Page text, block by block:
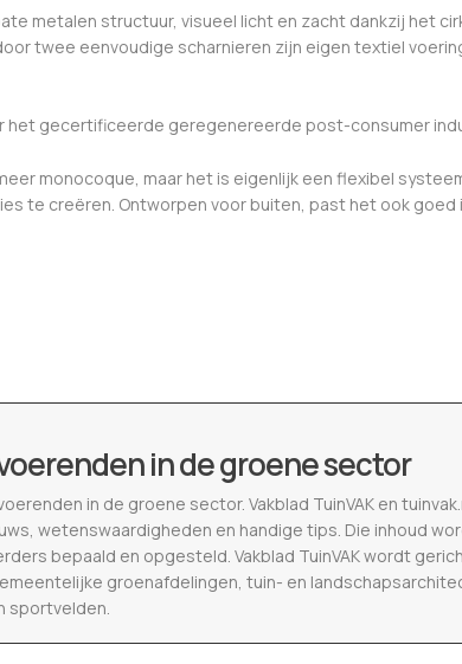
metalen structuur, visueel licht en zacht dankzij het
twee eenvoudige scharnieren zijn eigen textiel
het gecertificeerde geregenereerde post-consumer
monocoque, maar het is eigenlijk een flexibel
te creëren. Ontworpen voor buiten, past het ook goed
in de groene sector
in de groene sector. Vakblad TuinVAK en
wetenswaardigheden en handige tips. Die inhoud
bepaald en opgesteld. Vakblad TuinVAK wordt
groenafdelingen, tuin- en
sportvelden.